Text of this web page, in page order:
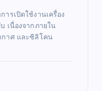
ารเปิดใช้งานเครื่อง
เนื่องจากภายใน
กาศ และซิลิโคน